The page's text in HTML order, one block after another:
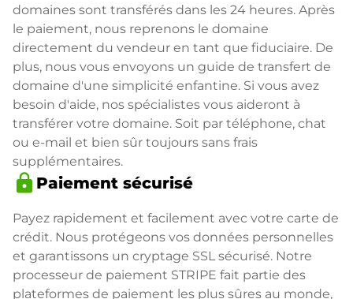
domaines sont transférés dans les 24 heures. Après
le paiement, nous reprenons le domaine
directement du vendeur en tant que fiduciaire. De
plus, nous vous envoyons un guide de transfert de
domaine d'une simplicité enfantine. Si vous avez
besoin d'aide, nos spécialistes vous aideront à
transférer votre domaine. Soit par téléphone, chat
ou e-mail et bien sûr toujours sans frais
supplémentaires.
lock Paiement sécurisé
Payez rapidement et facilement avec votre carte de
crédit. Nous protégeons vos données personnelles
et garantissons un cryptage SSL sécurisé. Notre
processeur de paiement STRIPE fait partie des
plateformes de paiement les plus sûres au monde,